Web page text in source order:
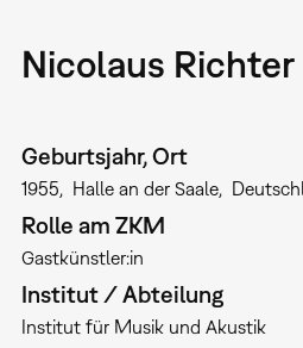
Nicolaus Richter
Geburtsjahr, Ort
1955 Halle an der Saale
Rolle am ZKM
Gastkünstler:in
Institut / Abteilung
Institut für Musik und Akustik